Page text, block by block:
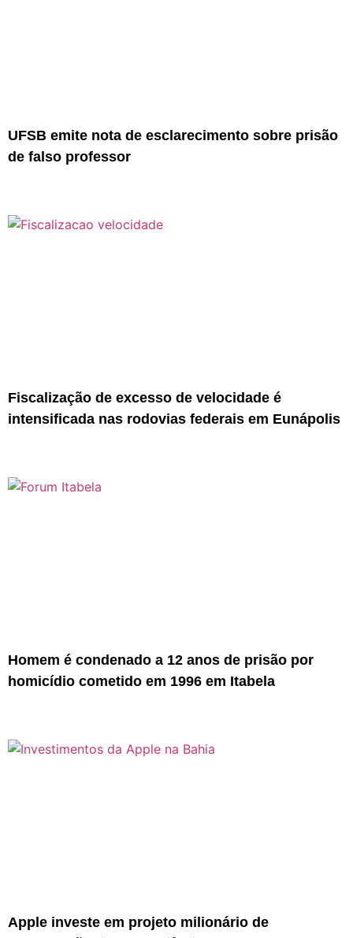
UFSB emite nota de esclarecimento sobre prisão
de falso professor
Fiscalização de excesso de velocidade é
intensificada nas rodovias federais em Eunápolis
Homem é condenado a 12 anos de prisão por
homicídio cometido em 1996 em Itabela
Apple investe em projeto milionário de